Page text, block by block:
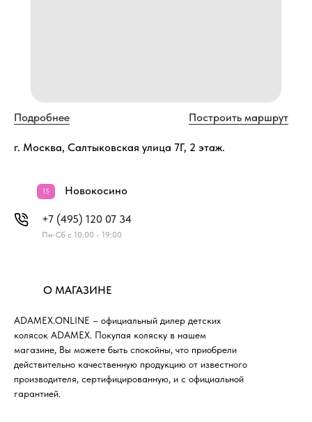
О МАГАЗИНЕ
ADAMEX.ONLINE – официальный дилер детских
колясок ADAMEX. Покупая коляску в нашем
магазине, Вы можете быть спокойны, что приобрели
действительно качественную продукцию от известного
производителя, сертифицированную, и с официальной
гарантией.
Пн-Сб с 10:00 - 19:00
г. Москва, Салтыковская улица 7Г, 2 этаж.
15 Новокосино
+7 (495) 120 07 34
Подробнее Построить маршрут